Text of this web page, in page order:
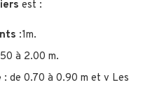
est :
:1m.
à 2.00 m.
: de 0.70 à 0.90 m et v Les